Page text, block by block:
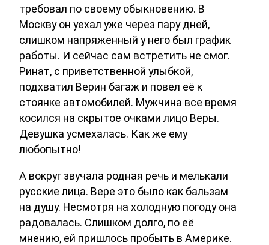
требовал по своему обыкновению. В
Москву он уехал уже через пару дней,
слишком напряженный у него был график
работы. И сейчас сам встретить не смог.
Ринат, с приветственной улыбкой,
подхватил Верин багаж и повел её к
стоянке автомобилей. Мужчина все время
косился на скрытое очками лицо Веры.
Девушка усмехалась. Как же ему
любопытно!
А вокруг звучала родная речь и мелькали
русские лица. Вере это было как бальзам
на душу. Несмотря на холодную погоду она
радовалась. Слишком долго, по её
мнению, ей пришлось пробыть в Америке.